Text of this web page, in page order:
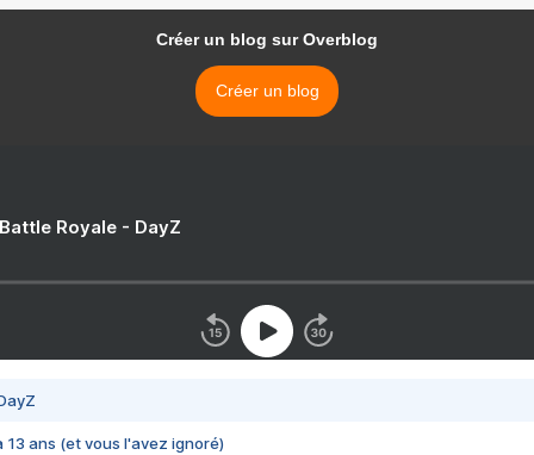
Créer un blog sur Overblog
Créer un blog
Royale - DayZ
13 ans (et vous l'avez ignoré)